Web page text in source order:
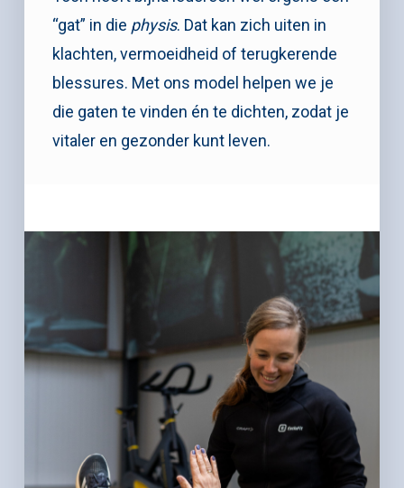
“gat” in die physis. Dat kan zich uiten in
klachten, vermoeidheid of terugkerende
blessures. Met ons model helpen we je
die gaten te vinden én te dichten, zodat je
vitaler en gezonder kunt leven.